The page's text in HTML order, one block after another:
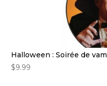
Halloween : Soirée de
$9.99